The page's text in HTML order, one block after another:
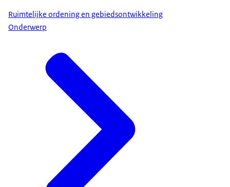
Ruimtelijke ordening en gebiedsontwikkeling
Onderwerp